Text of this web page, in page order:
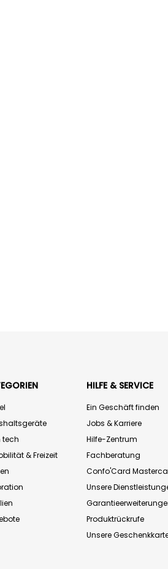
tech
& Freizeit
HILFE & SERVICE
Ein Geschäft finden
Jobs & Karriere
Hilfe-Zentrum
Fachberatung
Confo'Card
Unsere
Produktrückrufe
Unsere